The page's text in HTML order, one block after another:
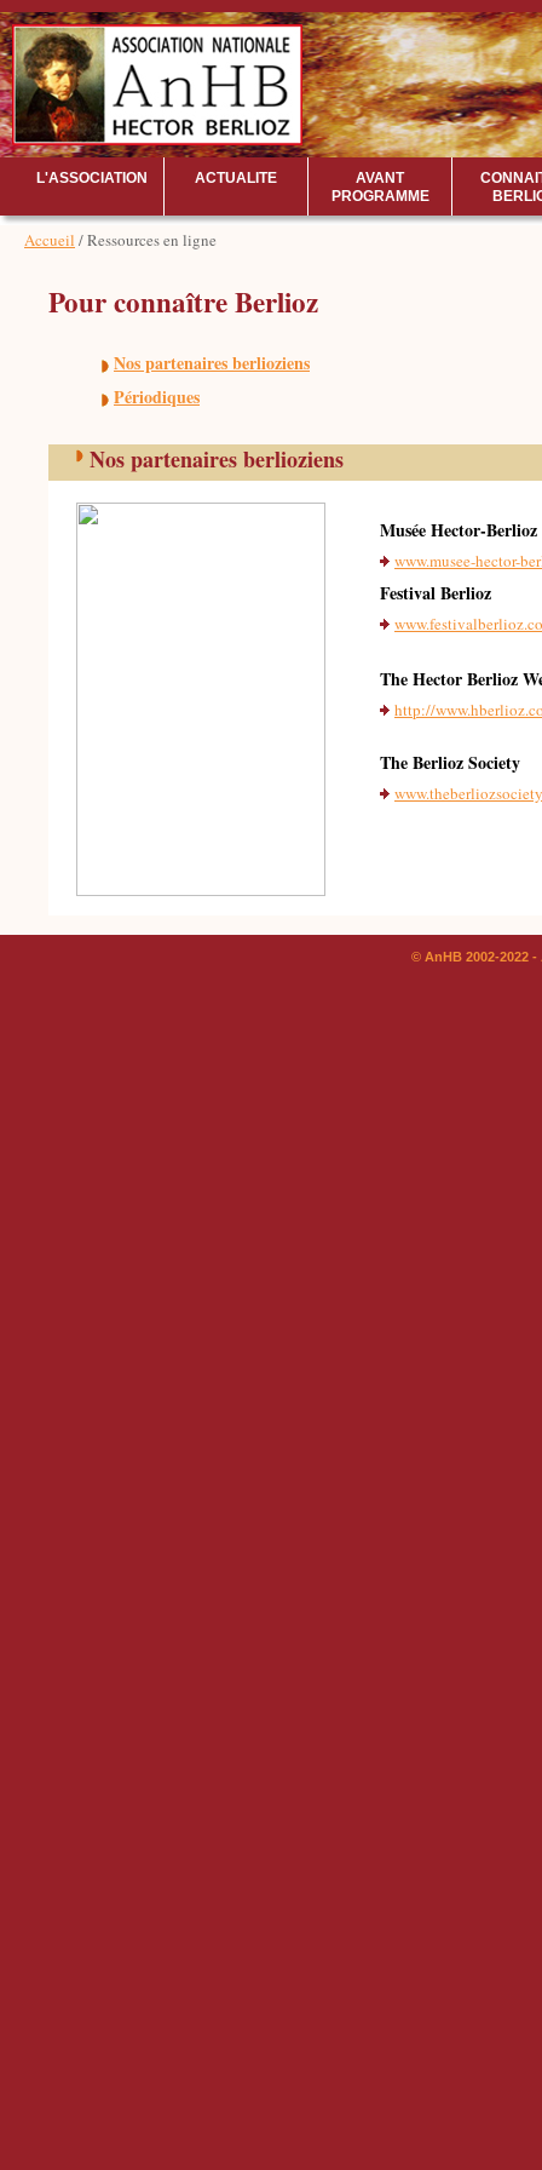
L'ASSOCIATION ACTUALITE
AVANT
PROGRAMME
Accueil / Ressources en ligne
Pour connaître Berlioz
Nos partenaires berlioziens
Périodiques
Nos partenaires berlioziens
Musée Hector-Berlioz
www.musee-hector-
Festival Berlioz
The Hector Berlioz
http://
The Berlioz Society
© AnHB 2002-2022